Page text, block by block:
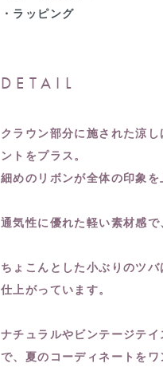
・ラッピング
DETAIL
クラウン部分に施された涼
ントをプラス。
細めのリボンが全体の印象を
通気性に優れた軽い素材感
ちょこんとした小ぶりのツ
仕上がっています。
ナチュラルやビンテージテ
で、夏のコーディネートを